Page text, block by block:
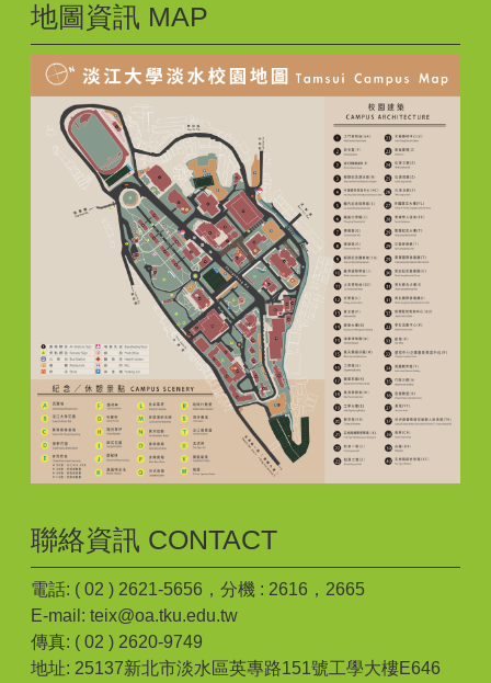
地圖資訊 MAP
聯絡資訊 CONTACT
電話: ( 02 ) 2621-5656，分機 : 2616，2665
E-mail: teix@oa.tku.edu.tw
傳真: ( 02 ) 2620-9749
地址: 25137新北市淡水區英專路151號工學大樓E646